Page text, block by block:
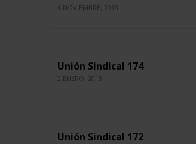
6 NOVIEMBRE, 2018
Unión Sindical 174
2 ENERO, 2018
Unión Sindical 172